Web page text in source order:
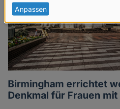
Birmingham errichtet
Denkmal für Frauen mit
personenbezogenen
Daten
und
Cookies
Anpassen